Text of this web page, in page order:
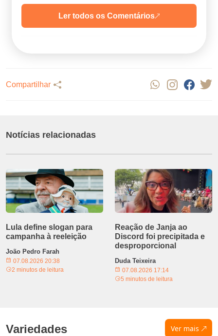
Ler todos os Comentários
Compartilhar
Notícias relacionadas
Lula define slogan para
campanha à reeleição
João Pedro Farah
07.08.2026 20:38
2 minutos de leitura
Reação de Janja ao
Discord foi precipitada e
desproporcional
Duda Teixeira
07.08.2026 17:14
5 minutos de leitura
Variedades Ver mais